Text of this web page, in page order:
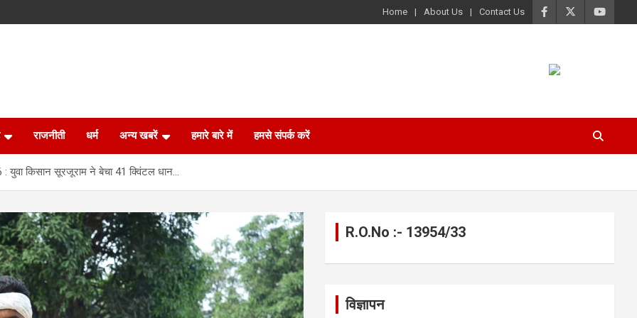
Home About Us Contact Us
राजनीती धर्म अन्य खबरें हमारे बारे में हमसे संपर्क करें
युवा किसान सूरजूराम ने बेचा 41 क्विंटल धान…
R.O.No :- 13954/33
विज्ञापन